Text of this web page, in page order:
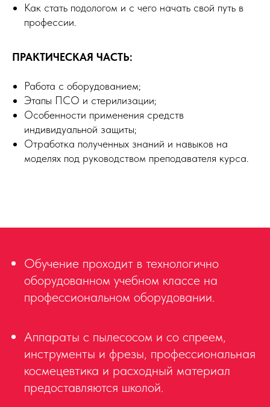
Как стать подологом и с чего начать свой путь в
профессии.
ПРАКТИЧЕСКАЯ ЧАСТЬ:
Работа с оборудованием;
Этапы ПСО и стерилизации;
Особенности применения средств
индивидуальной защиты;
Отработка полученных знаний и навыков на
моделях под руководством преподавателя курса.
Обучение проходит в технологично
оборудованном учебном классе на
профессиональном оборудовании.
Аппараты с пылесосом и со спреем,
инструменты и фрезы, профессиональная
космецевтика и расходный материал
предоставляются школой.